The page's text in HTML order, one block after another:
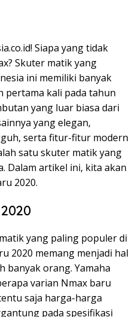
Siapa yang tidak
Skuter matik yang
ini memiliki banyak
pertama kali pada tahun
yang luar biasa dari
yang elegan,
serta fitur-fitur modern
satu skuter matik yang
Dalam artikel ini, kita akan
2020.
yang paling populer di
2020 memang menjadi hal
orang. Yamaha
varian Nmax baru
saja harga-harga
pada spesifikasi